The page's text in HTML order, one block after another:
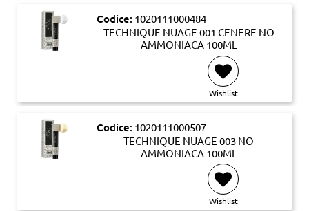
Codice: 1020111000484
TECHNIQUE NUAGE 001 CENERE NO
AMMONIACA 100ML
Wishlist
Codice: 1020111000507
TECHNIQUE NUAGE 003 NO
AMMONIACA 100ML
Wishlist